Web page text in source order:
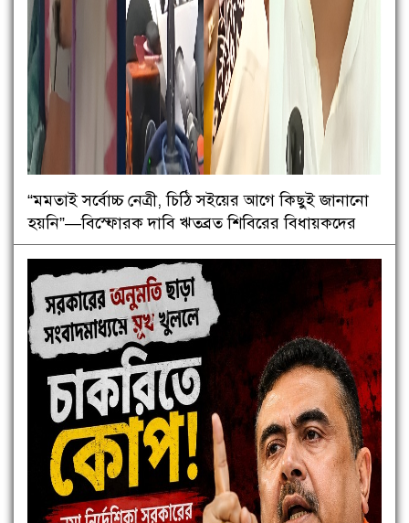
“মমতাই সর্বোচ্চ নেত্রী, চিঠি সইয়ের আগে কিছুই জানানো
হয়নি”—বিস্ফোরক দাবি ঋতব্রত শিবিরের বিধায়কদের